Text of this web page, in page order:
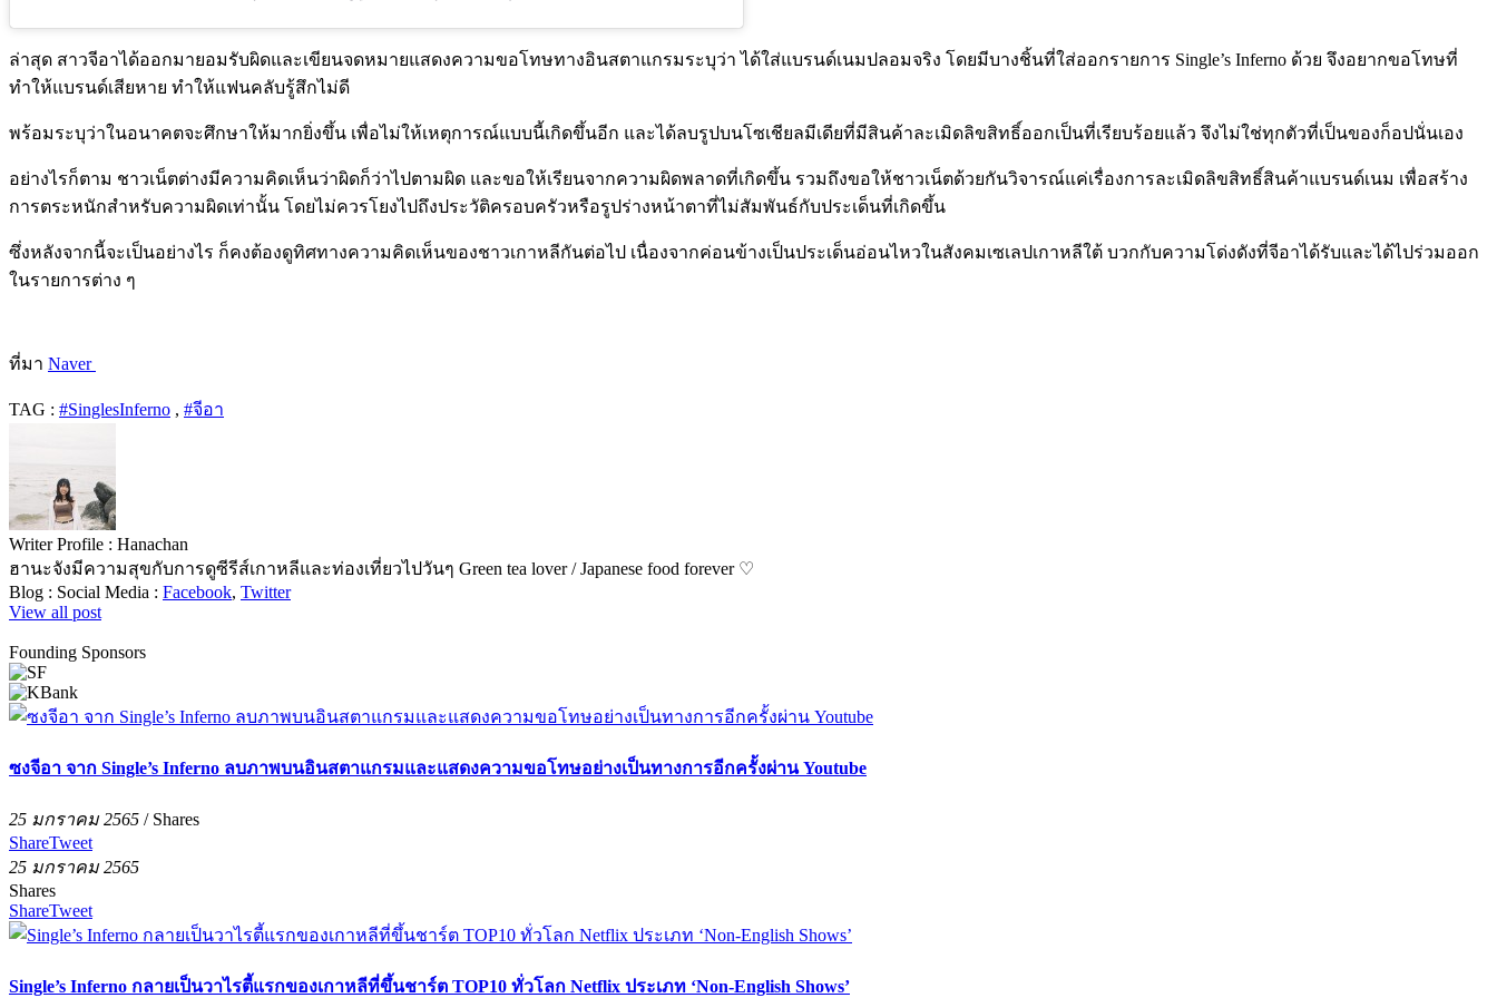
ล่าสุด สาวจีอาได้ออกมายอมรับผิดและเขียนจดหมายแสดงความขอโทษทางอินสตาแกรมระบุว่า ได้ใส่แบรนด์เนมปลอมจริง โดยมีบางชิ้นที่ใส่ออกรายการ Single’s Inferno ด้วย จึงอยากขอโทษที่
ทำให้แบรนด์เสียหาย ทำให้แฟนคลับรู้สึกไม่ดี
พร้อมระบุว่าในอนาคตจะศึกษาให้มากยิ่งขึ้น เพื่อไม่ให้เหตุการณ์แบบนี้เกิดขึ้นอีก และได้ลบรูปบนโซเชียลมีเดียที่มีสินค้าละเมิดลิขสิทธิ์ออกเป็นที่เรียบร้อยแล้ว จึงไม่ใช่ทุกตัวที่เป็นของก็อปนั่นเอง
อย่างไรก็ตาม ชาวเน็ตต่างมีความคิดเห็นว่าผิดก็ว่าไปตามผิด และขอให้เรียนจากความผิดพลาดที่เกิดขึ้น รวมถึงขอให้ชาวเน็ตด้วยกันวิจารณ์แค่เรื่องการละเมิดลิขสิทธิ์สินค้าแบรนด์เนม เพื่อสร้าง
การตระหนักสำหรับความผิดเท่านั้น โดยไม่ควรโยงไปถึงประวัติครอบครัวหรือรูปร่างหน้าตาที่ไม่สัมพันธ์กับประเด็นที่เกิดขึ้น
ซึ่งหลังจากนี้จะเป็นอย่างไร ก็คงต้องดูทิศทางความคิดเห็นของชาวเกาหลีกันต่อไป เนื่องจากค่อนข้างเป็นประเด็นอ่อนไหวในสังคมเซเลปเกาหลีใต้ บวกกับความโด่งดังที่จีอาได้รับและได้ไปร่วมออก
ในรายการต่าง ๆ
ที่มา Naver
TAG : #SinglesInferno , #จีอา
Writer Profile : Hanachan
ฮานะจังมีความสุขกับการดูซีรีส์เกาหลีและท่องเที่ยวไปวันๆ Green tea lover / Japanese food forever ♡
Blog : Social Media : Facebook, Twitter
View all post
Founding Sponsors
ซงจีอา จาก Single’s Inferno ลบภาพบนอินสตาแกรมและแสดงความขอโทษอย่างเป็นทางการอีกครั้งผ่าน Youtube
25 มกราคม 2565 / Shares
ShareTweet
25 มกราคม 2565
Shares
ShareTweet
Single’s Inferno กลายเป็นวาไรตี้แรกของเกาหลีที่ขึ้นชาร์ต TOP10 ทั่วโลก Netflix ประเภท ‘Non-English Shows’